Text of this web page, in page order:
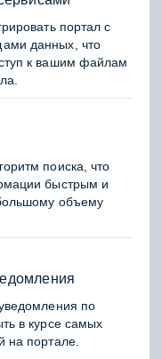
портал с
данных, что
к вашим файлам
поиска, что
быстрым и
объему
по
в курсе самых
на портале.